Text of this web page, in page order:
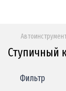
Ступичный
Фильтр